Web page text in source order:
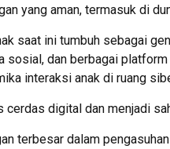
yang aman, termasuk di
saat ini tumbuh sebagai
sosial, dan berbagai
interaksi anak di ruang
cerdas digital dan menjadi
terbesar dalam